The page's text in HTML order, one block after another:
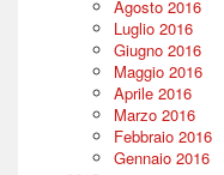
Agosto 2016
Luglio 2016
Giugno 2016
Maggio 2016
Aprile 2016
Marzo 2016
Febbraio 2016
Gennaio 2016